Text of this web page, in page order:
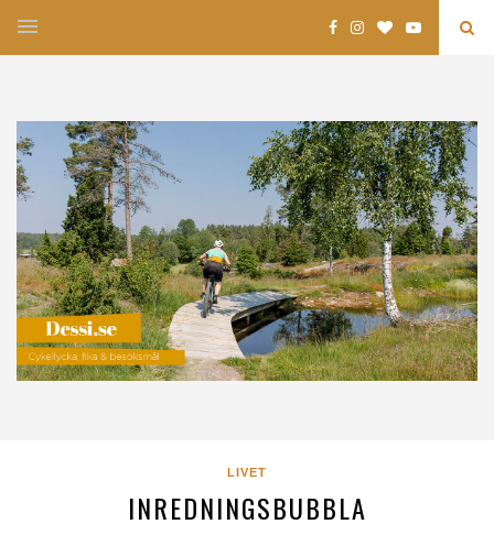
LIVET
INREDNINGSBUBBLA